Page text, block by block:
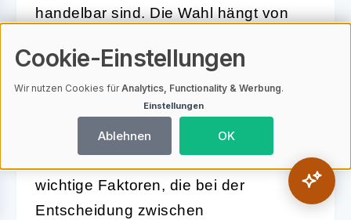
handelbar sind. Die Wahl hängt von
gewünschten Flexibilität ab.
Kosten und Gebühren
Kosten und Gebührensind
wichtige Faktoren, die bei der
Entscheidung zwischen
Cookie-Einstellungen
Wir nutzen Cookies fürAnalytics, Functionality & Werbung.
Einstellungen
Ablehnen OK